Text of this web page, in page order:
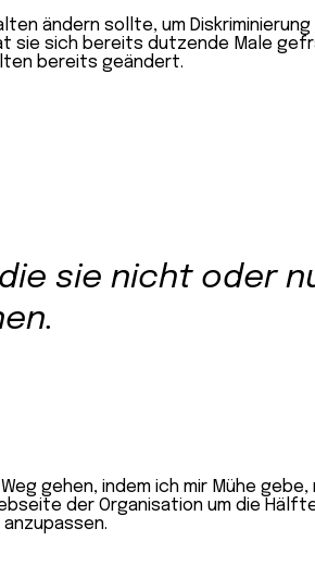
ändern sollte, um
sie sich bereits dutzende Male
bereits geändert.
sie nicht oder
gehen, indem ich mir Mühe
der Organisation um die